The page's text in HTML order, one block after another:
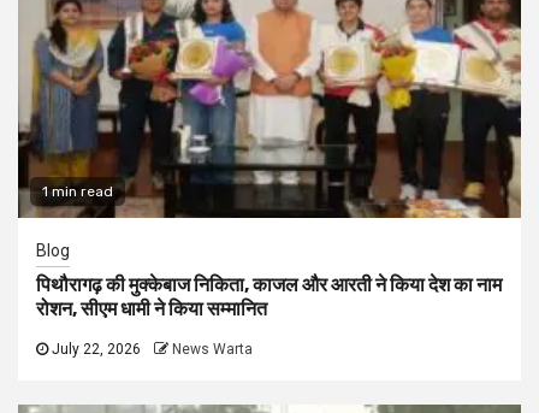
1 min read
Blog
पिथौरागढ़ की मुक्केबाज निकिता, काजल और आरती ने किया देश का नाम
रोशन, सीएम धामी ने किया सम्मानित
July 22, 2026 News Warta